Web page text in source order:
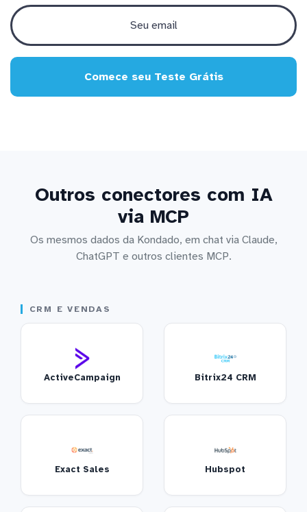
Comece seu Teste Grátis
Outros conectores com IA
via MCP
Os mesmos dados da Kondado, em chat via Claude,
ChatGPT e outros clientes MCP.
CRM E VENDAS
ActiveCampaign Bitrix24 CRM
Exact Sales Hubspot